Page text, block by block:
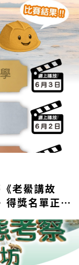
老鱟講故
得獎名單正式